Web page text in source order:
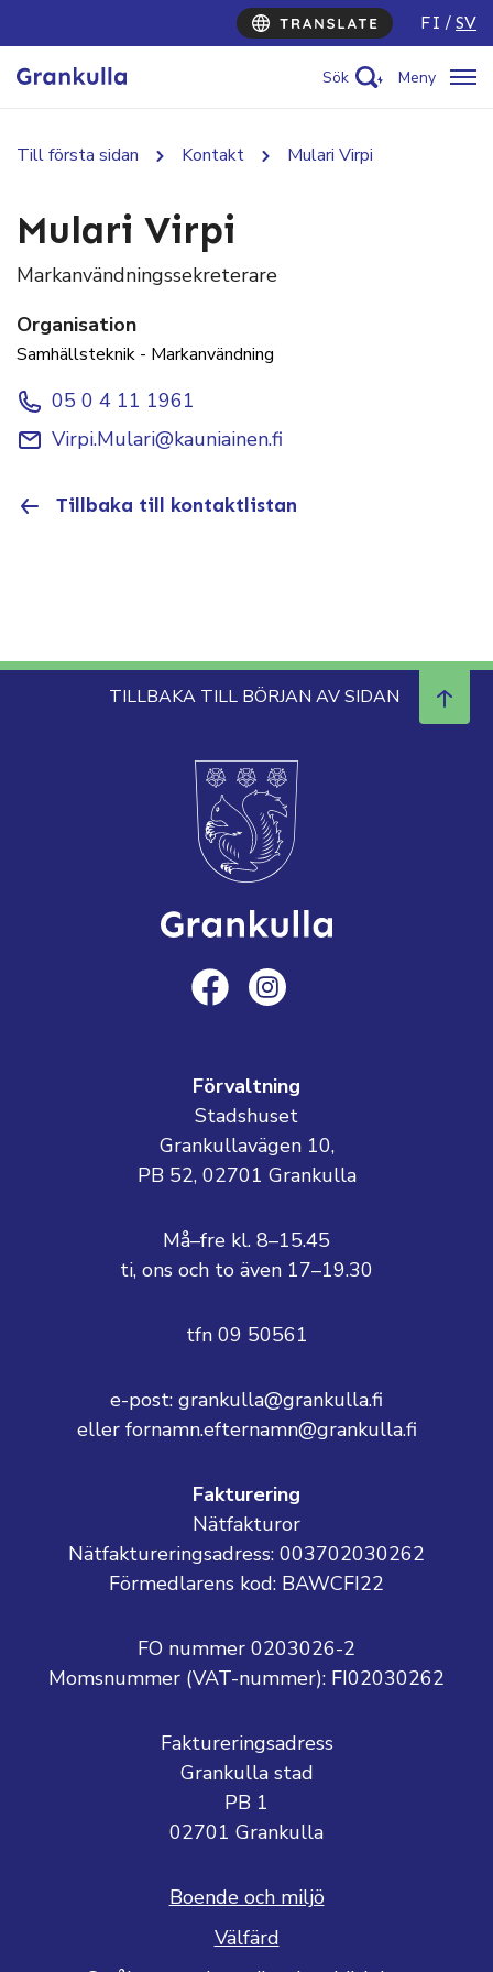
FI SV
Sök Meny
Till första sidan Kontakt Mulari Virpi
Mulari Virpi
Markanvändningssekreterare
Organisation
Samhällsteknik - Markanvändning
05 0 4 11 1961
Virpi.Mulari@kauniainen.fi
Tillbaka till kontaktlistan
TILLBAKA TILL BÖRJAN AV SIDAN
Förvaltning
Stadshuset
Grankullavägen 10,
PB 52, 02701 Grankulla
Må–fre kl. 8–15.45
ti, ons och to även 17–19.30
tfn 09 50561
e-post: grankulla@grankulla.fi
eller fornamn.efternamn@grankulla.fi
Fakturering
Nätfakturor
Nätfaktureringsadress: 003702030262
Förmedlarens kod: BAWCFI22
FO nummer 0203026-2
Momsnummer (VAT-nummer): FI02030262
Faktureringsadress
Grankulla stad
PB 1
02701 Grankulla
Boende och miljö
Välfärd